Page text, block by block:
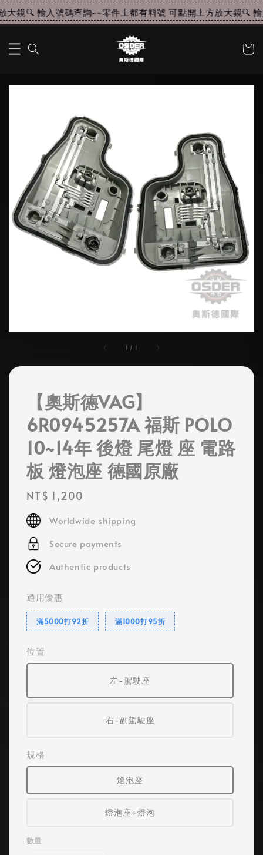
鏡🔍 輸入號碼查詢~~零件上都有料號 可點開上方放大鏡🔍 輸
1 / 1
【奧斯德VAG】
6R0945257A 福斯 POLO
10~14年 後燈 尾燈 座 電路
板 燈泡座 德國原廠
Regular
price
NT$ 1,200
Worldwide shipping
Secure payments
Authentic products
適用優惠
滿5000打92折 滿1000打95折
位置
左-駕駛座
右-副駕駛座
規格
燈泡座
燈泡座+燈泡
數量